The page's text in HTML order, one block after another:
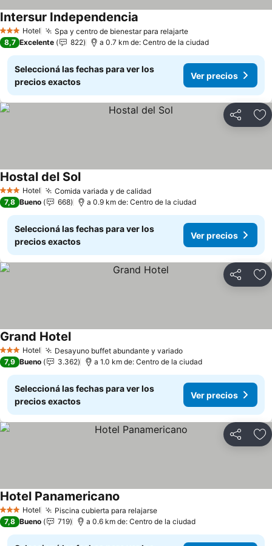
3 Estrellas
Hotel Spa y centro de bienestar para relajarteVer precios
Intersur Independencia
8,7 Excelente 822 a 0.7 km de: Centro de la ciudad
Seleccioná las fechas para ver los
precios exactos
Ver precios
Compartir
3 Estrellas
Hotel Comida variada y de calidadVer precios
Hostal del SolVer precios
7,8 Bueno 668 a 0.9 km de: Centro de la ciudad
Seleccioná las fechas para ver los
precios exactos
Ver precios
Compartir
3 Estrellas
Hotel Desayuno buffet abundante y variadoVer precios
Grand HotelVer precios
7,9 Bueno 3.362 a 1.0 km de: Centro de la ciudad
Seleccioná las fechas para ver los
precios exactos
Ver precios
Compartir
3 Estrellas
Hotel Piscina cubierta para relajarseVer precios
Hotel Panamericano
7,8 Bueno 719 a 0.6 km de: Centro de la ciudad